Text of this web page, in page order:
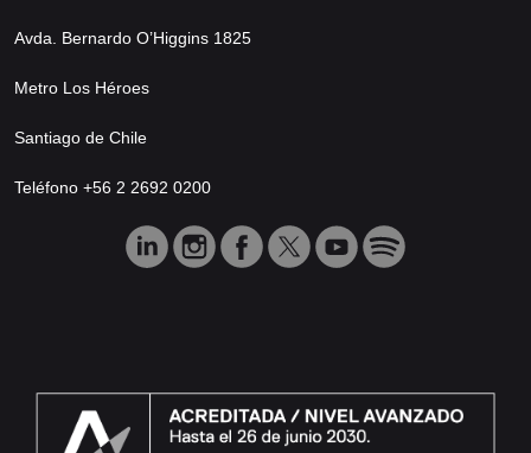
Avda. Bernardo O’Higgins 1825
Metro Los Héroes
Santiago de Chile
Teléfono +56 2 2692 0200